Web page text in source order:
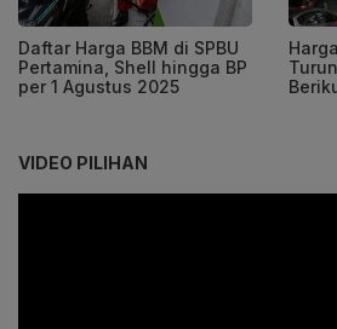
Daftar Harga BBM di SPBU
Pertamina, Shell hingga BP
per 1 Agustus 2025
VIDEO PILIHAN